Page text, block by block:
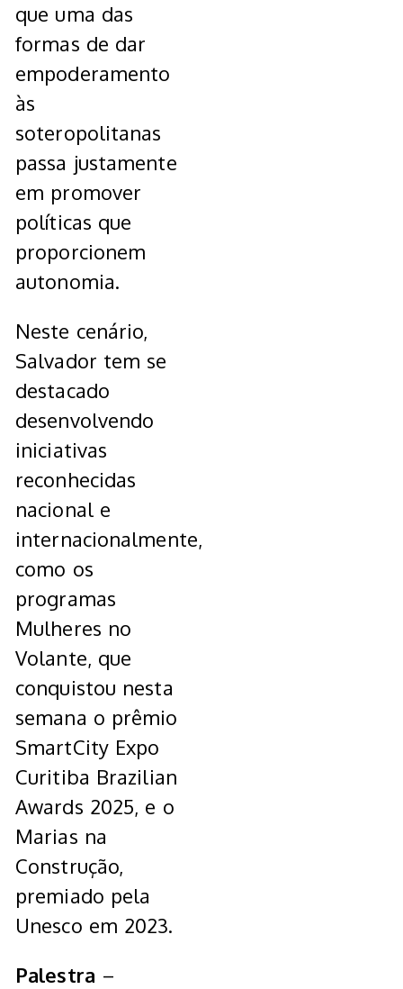
que uma das
formas de dar
empoderamento
às
soteropolitanas
passa justamente
em promover
políticas que
proporcionem
autonomia.
Neste cenário,
Salvador tem se
destacado
desenvolvendo
iniciativas
reconhecidas
nacional e
internacionalmente,
como os
programas
Mulheres no
Volante, que
conquistou nesta
semana o prêmio
SmartCity Expo
Curitiba Brazilian
Awards 2025, e o
Marias na
Construção,
premiado pela
Unesco em 2023.
Palestra –